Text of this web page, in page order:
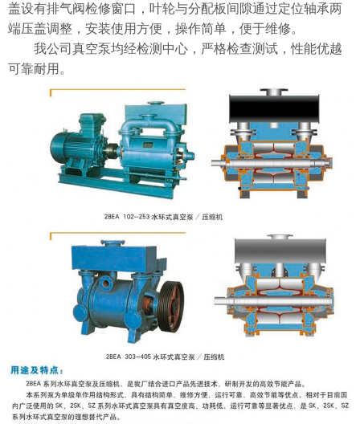
盖设有排气阀检修窗口，叶轮与分配板间隙通过定位轴承两
端压盖调整，安装使用方便，操作简单，便于维修。
我公司真空泵均经检测中心，严格检查测试，性能优越
可靠耐用。